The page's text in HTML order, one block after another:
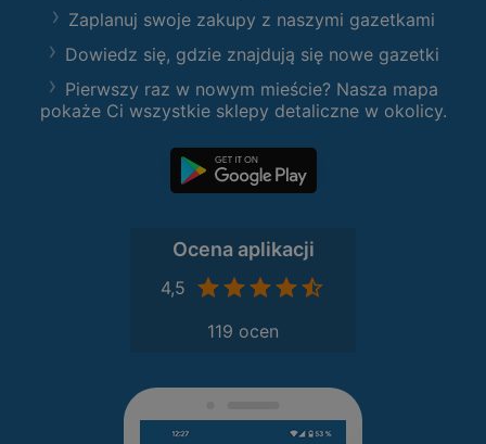
Zaplanuj swoje zakupy z naszymi gazetkami
Dowiedz się, gdzie znajdują się nowe gazetki
Pierwszy raz w nowym mieście? Nasza mapa
pokaże Ci wszystkie sklepy detaliczne w okolicy.
Ocena aplikacji
4,5
119 ocen